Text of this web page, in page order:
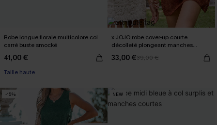
Robe longue florale multicolore col
carré buste smocké
41,00 €
Taille haute
x JOJO robe cover-up courte
décolleté plongeant manches
33,00 €39,00 €
-15% NEW